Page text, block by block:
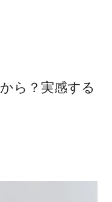
ら？実感する